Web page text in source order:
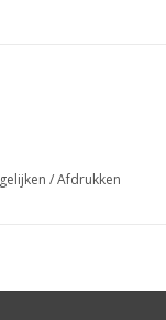
/Afdrukken